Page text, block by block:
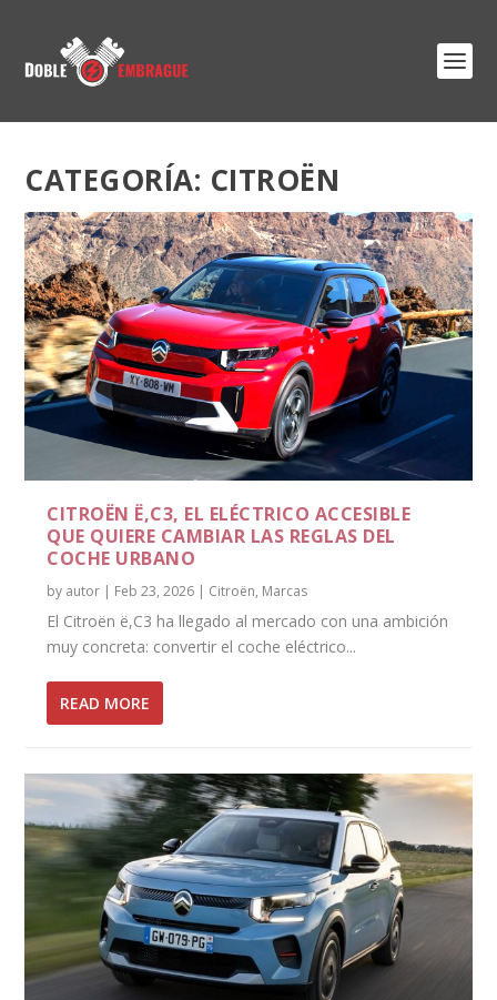
CATEGORÍA: CITROËN
CITROËN Ë,C3, EL ELÉCTRICO ACCESIBLE
QUE QUIERE CAMBIAR LAS REGLAS DEL
COCHE URBANO
by autor | Feb 23, 2026 | Citroën, Marcas
El Citroën ë,C3 ha llegado al mercado con una ambición
muy concreta: convertir el coche eléctrico...
READ MORE